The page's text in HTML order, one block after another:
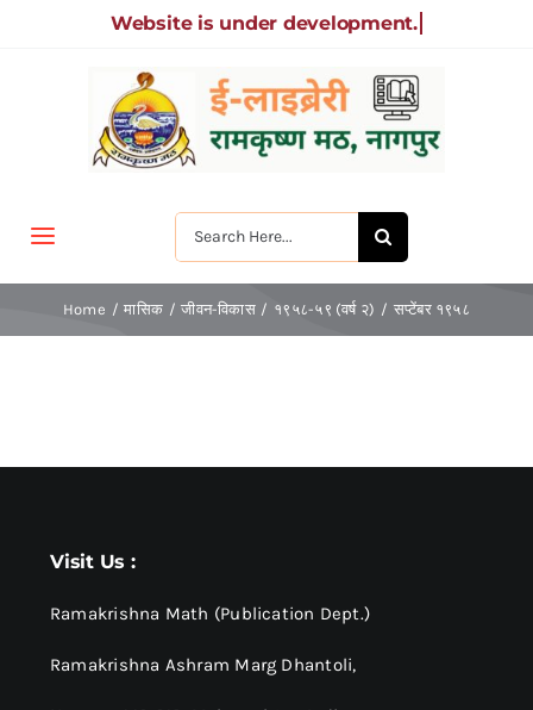
Search
for:
Toggle
Navigation
मुखपृष्ठ
श्रीरामकृष्ण
स्वामी विवेकानन्द
Home मासिक जीवन-विकास १९५८-५९ (वर्ष २) सप्टेंबर १९५८
Visit Us :
Ramakrishna Math (Publication Dept.)
Ramakrishna Ashram Marg Dhantoli,